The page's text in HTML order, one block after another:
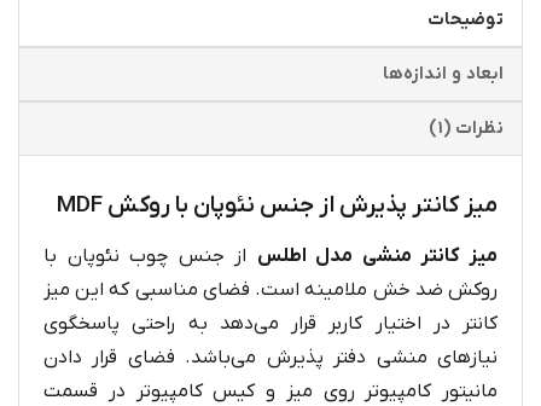
توضیحات
ابعاد و اندازه‌ها
نظرات (۱)
میز کانتر پذیرش از جنس نئوپان با روکش MDF
میز کانتر منشی مدل اطلس از جنس چوب نئوپان با
روکش ضد خش ملامینه است. فضای مناسبی که این میز
کانتر در اختیار کاربر قرار می‌دهد به راحتی پاسخگوی
نیازهای منشی دفتر پذیرش می‌باشد. فضای قرار دادن
مانیتور کامپیوتر روی میز و کیس کامپیوتر در قسمت